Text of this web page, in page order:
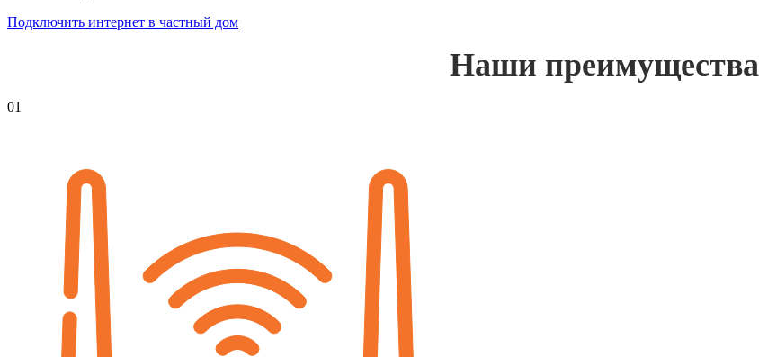
Подключить интернет в частный дом
Наши преимущества
01